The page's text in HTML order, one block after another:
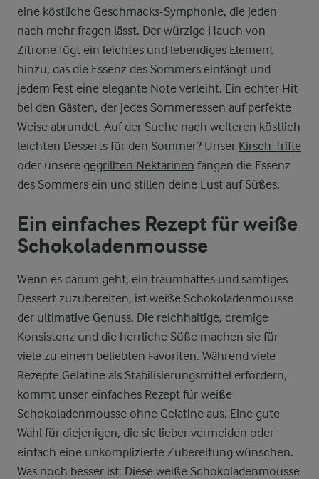
eine köstliche Geschmacks-Symphonie, die jeden
nach mehr fragen lässt. Der würzige Hauch von
Zitrone fügt ein leichtes und lebendiges Element
hinzu, das die Essenz des Sommers einfängt und
jedem Fest eine elegante Note verleiht. Ein echter Hit
bei den Gästen, der jedes Sommeressen auf perfekte
Weise abrundet. Auf der Suche nach weiteren köstlich
leichten Desserts für den Sommer? Unser Kirsch-Trifle
oder unsere gegrillten Nektarinen fangen die Essenz
des Sommers ein und stillen deine Lust auf Süßes.
Ein einfaches Rezept für weiße
Schokoladenmousse
Wenn es darum geht, ein traumhaftes und samtiges
Dessert zuzubereiten, ist weiße Schokoladenmousse
der ultimative Genuss. Die reichhaltige, cremige
Konsistenz und die herrliche Süße machen sie für
viele zu einem beliebten Favoriten. Während viele
Rezepte Gelatine als Stabilisierungsmittel erfordern,
kommt unser einfaches Rezept für weiße
Schokoladenmousse ohne Gelatine aus. Eine gute
Wahl für diejenigen, die sie lieber vermeiden oder
einfach eine unkomplizierte Zubereitung wünschen.
Was noch besser ist: Diese weiße Schokoladenmousse